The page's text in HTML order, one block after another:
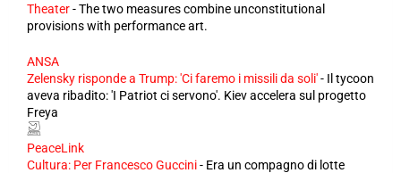
Theater-The two measures combine unconstitutional
provisions with performance art.
ANSA
Zelensky risponde a Trump: 'Ci faremo i missili da soli'- Il tycoon
aveva ribadito: 'I Patriot ci servono'. Kiev accelera sul progetto
Freya
PeaceLink
Cultura: Per Francesco Guccini- Era un compagno di lotte